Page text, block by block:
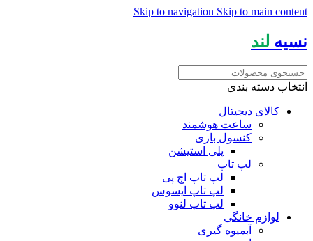
Skip to navigation Skip to main content
نسیه لند
انتخاب دسته بندی
کالای دیجیتال
ساعت هوشمند
کنسول بازی
پلی استیشن
لپ تاپ
لپ تاپ اچ پی
لپ تاپ ایسوس
لپ تاپ لنوو
لوازم خانگی
آبمیوه گیری